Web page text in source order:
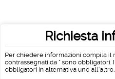
Richiesta
Per chiedere informazioni compila il
contrassegnati da * sono obbligatori.
obbligatori in alternativa uno all'altro.